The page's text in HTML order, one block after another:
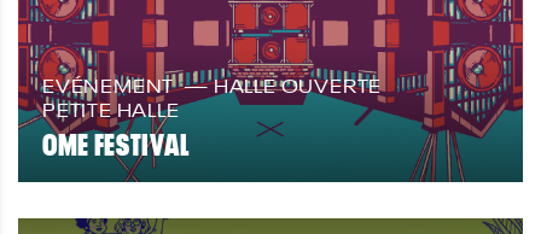
EVÉNEMENT
HALLE OUVERTE
PETITE HALLE
OME FESTIVAL